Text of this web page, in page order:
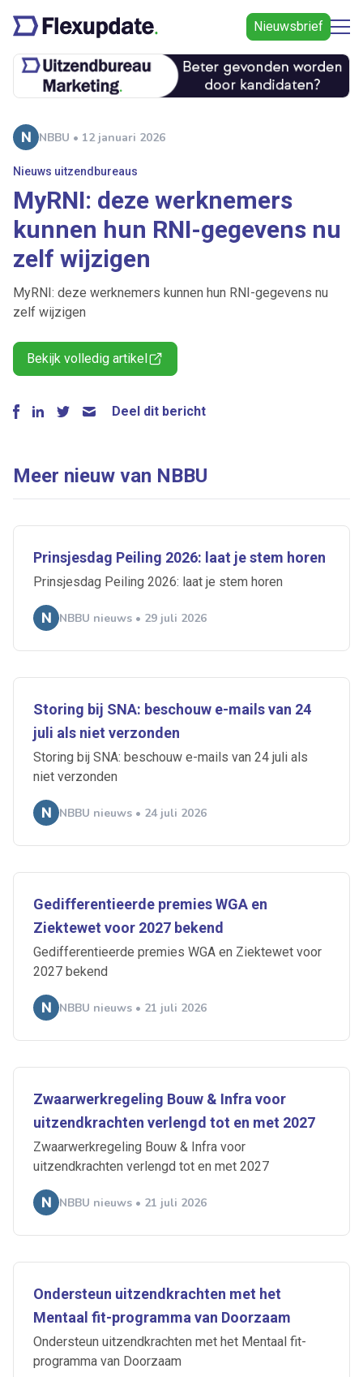
Nieuwsbrief
NBBU • 12 januari 2026
Nieuws uitzendbureaus
MyRNI: deze werknemers
kunnen hun RNI-gegevens nu
zelf wijzigen
MyRNI: deze werknemers kunnen hun RNI-gegevens nu
zelf wijzigen
Bekijk volledig artikel
Deel dit bericht
Meer nieuw van NBBU
Prinsjesdag Peiling 2026: laat je stem horen
Prinsjesdag Peiling 2026: laat je stem horen
NBBU nieuws • 29 juli 2026
Storing bij SNA: beschouw e-mails van 24
juli als niet verzonden
Storing bij SNA: beschouw e-mails van 24 juli als
niet verzonden
NBBU nieuws • 24 juli 2026
Gedifferentieerde premies WGA en
Ziektewet voor 2027 bekend
Gedifferentieerde premies WGA en Ziektewet voor
2027 bekend
NBBU nieuws • 21 juli 2026
Zwaarwerkregeling Bouw & Infra voor
uitzendkrachten verlengd tot en met 2027
Zwaarwerkregeling Bouw & Infra voor
uitzendkrachten verlengd tot en met 2027
NBBU nieuws • 21 juli 2026
Ondersteun uitzendkrachten met het
Mentaal fit-programma van Doorzaam
Ondersteun uitzendkrachten met het Mentaal fit-
programma van Doorzaam